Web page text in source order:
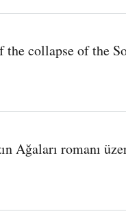
collapse of the
Ağaları romanı